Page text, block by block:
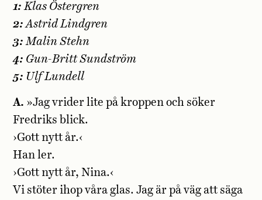
1: Klas Östergren
2: Astrid Lindgren
3: Malin Stehn
4: Gun-Britt Sundström
5: Ulf Lundell
A. »Jag vrider lite på kroppen och söker
Fredriks blick.
›Gott nytt år.‹
Han ler.
›Gott nytt år, Nina.‹
Vi stöter ihop våra glas. Jag är på väg att säga